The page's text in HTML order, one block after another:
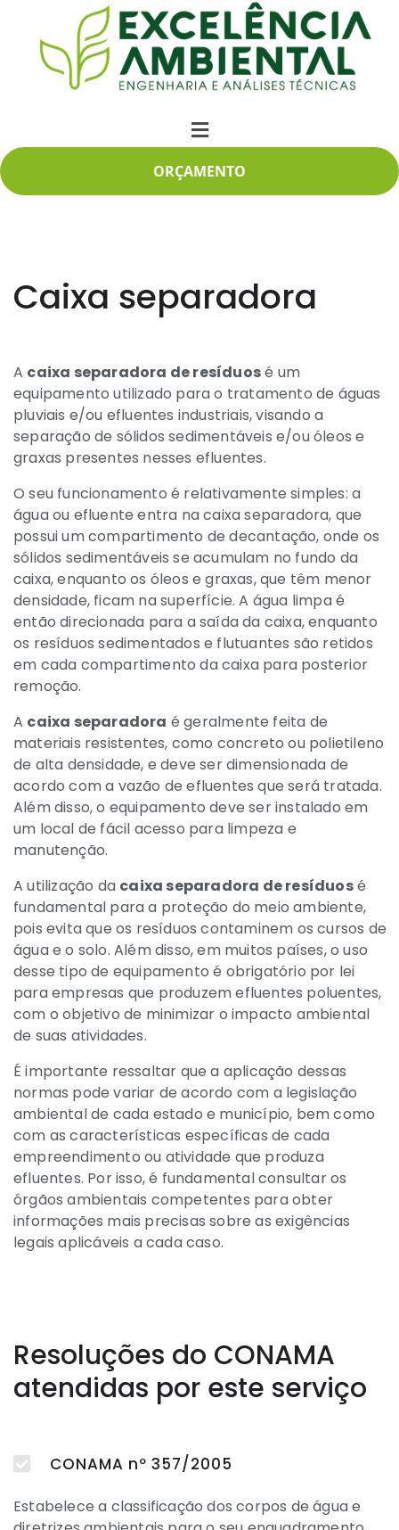
ORÇAMENTO
Caixa separadora
A caixa separadora de resíduosé um
equipamento utilizado para o tratamento de águas
pluviais e/ou efluentes industriais, visando a
separação de sólidos sedimentáveis e/ou óleos e
graxas presentes nesses efluentes.
O seu funcionamento é relativamente simples: a
água ou efluente entra na caixa separadora, que
possui um compartimento de decantação, onde os
sólidos sedimentáveis se acumulam no fundo da
caixa, enquanto os óleos e graxas, que têm menor
densidade, ficam na superfície. A água limpa é
então direcionada para a saída da caixa, enquanto
os resíduos sedimentados e flutuantes são retidos
em cada compartimento da caixa para posterior
remoção.
A caixa separadora é geralmente feita de
materiais resistentes, como concreto ou polietileno
de alta densidade, e deve ser dimensionada de
acordo com a vazão de efluentes que será tratada.
Além disso, o equipamento deve ser instalado em
um local de fácil acesso para limpeza e
manutenção.
A utilização da caixa separadora de resíduosé
fundamental para a proteção do meio ambiente,
pois evita que os resíduos contaminem os cursos de
água e o solo. Além disso, em muitos países, o uso
desse tipo de equipamento é obrigatório por lei
para empresas que produzem efluentes poluentes,
com o objetivo de minimizar o impacto ambiental
de suas atividades.
É importante ressaltar que a aplicação dessas
normas pode variar de acordo com a legislação
ambiental de cada estado e município, bem como
com as características específicas de cada
empreendimento ou atividade que produza
efluentes. Por isso, é fundamental consultar os
órgãos ambientais competentes para obter
informações mais precisas sobre as exigências
legais aplicáveis a cada caso.
Resoluções do CONAMA
atendidas por este serviço
CONAMA nº 357/2005
Estabelece a classificação dos corpos de água e